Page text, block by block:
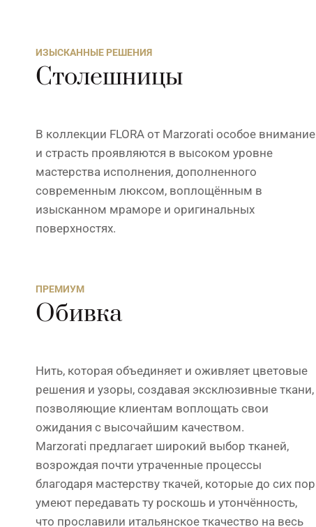
ИЗЫСКАННЫЕ РЕШЕНИЯ
Столешницы
В коллекции FLORA от Marzorati особое внимание
и страсть проявляются в высоком уровне
мастерства исполнения, дополненного
современным люксом, воплощённым в
изысканном мраморе и оригинальных
поверхностях.
ПРЕМИУМ
Обивка
Нить, которая объединяет и оживляет цветовые
решения и узоры, создавая эксклюзивные ткани,
позволяющие клиентам воплощать свои
ожидания с высочайшим качеством.
Marzorati предлагает широкий выбор тканей,
возрождая почти утраченные процессы
благодаря мастерству ткачей, которые до сих пор
умеют передавать ту роскошь и утончённость,
что прославили итальянское ткачество на весь